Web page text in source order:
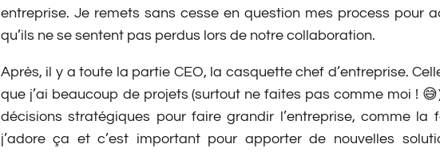
entreprise. Je remets sans cesse en question mes process pour
qu’ils ne se sentent pas perdus lors de notre collaboration.
Après, il y a toute la partie CEO, la casquette chef d’entreprise.
que j’ai beaucoup de projets (surtout ne faites pas comme moi !
décisions stratégiques pour faire grandir l’entreprise, comme
j’adore ça et c’est important pour apporter de nouvelles